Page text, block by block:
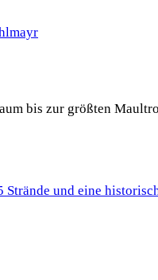
bis zur größten
und eine